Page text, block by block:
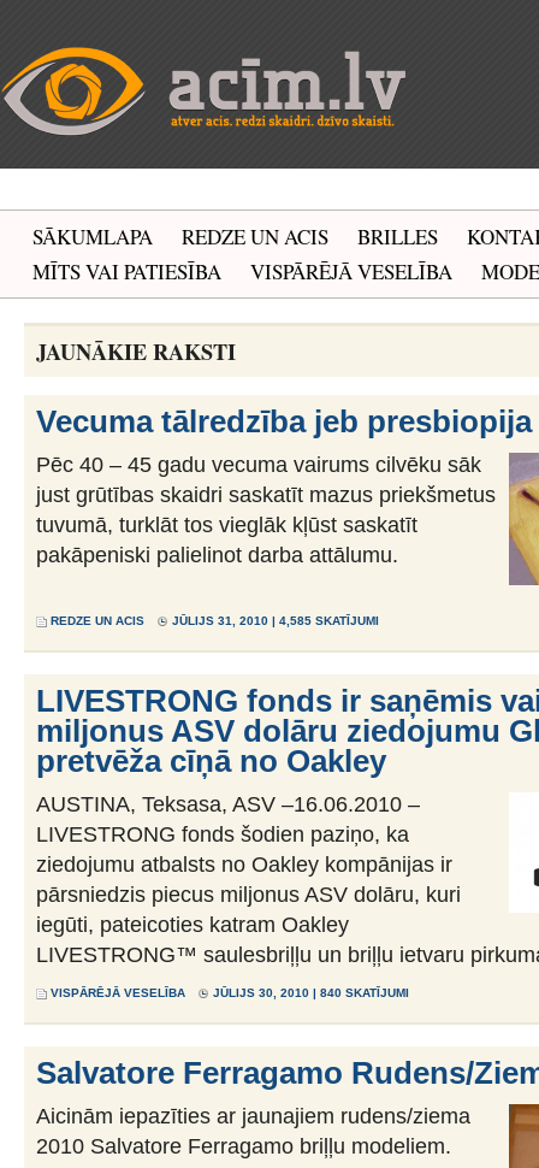
SĀKUMLAPA REDZE UN ACIS BRILLES
MĪTS VAI PATIESĪBA
VISPĀRĒJĀ VESELĪBA MODE
JAUNĀKIE RAKSTI
Vecuma tālredzība jeb presbiopija
Pēc 40 – 45 gadu vecuma vairums cilvēku sāk
just grūtības skaidri saskatīt mazus priekšmetus
tuvumā, turklāt tos vieglāk kļūst saskatīt
pakāpeniski palielinot darba attālumu.
REDZE UN ACIS JŪLIJS 31, 2010 | 4,585 SKATĪJUMI
LIVESTRONG fonds ir saņēmis
miljonus ASV dolāru ziedojumu
pretvēža cīņā no Oakley
AUSTINA, Teksasa, ASV –16.06.2010 –
LIVESTRONG fonds šodien paziņo, ka
ziedojumu atbalsts no Oakley kompānijas ir
pārsniedzis piecus miljonus ASV dolāru, kuri
iegūti, pateicoties katram Oakley
LIVESTRONG™ saulesbriļļu un briļļu ietvaru
VISPĀRĒJĀ VESELĪBA JŪLIJS 30, 2010 | 840 SKATĪJUMI
Salvatore Ferragamo Rudens/
Aicinām iepazīties ar jaunajiem rudens/ziema
2010 Salvatore Ferragamo briļļu modeliem.